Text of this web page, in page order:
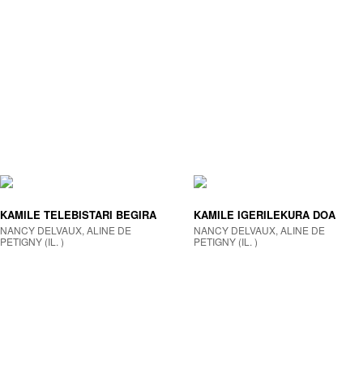
KAMILE TELEBISTARI BEGIRA
NANCY DELVAUX, ALINE DE
PETIGNY (IL. )
KAMILE IGERILEKURA DOA
NANCY DELVAUX, ALINE DE
PETIGNY (IL. )